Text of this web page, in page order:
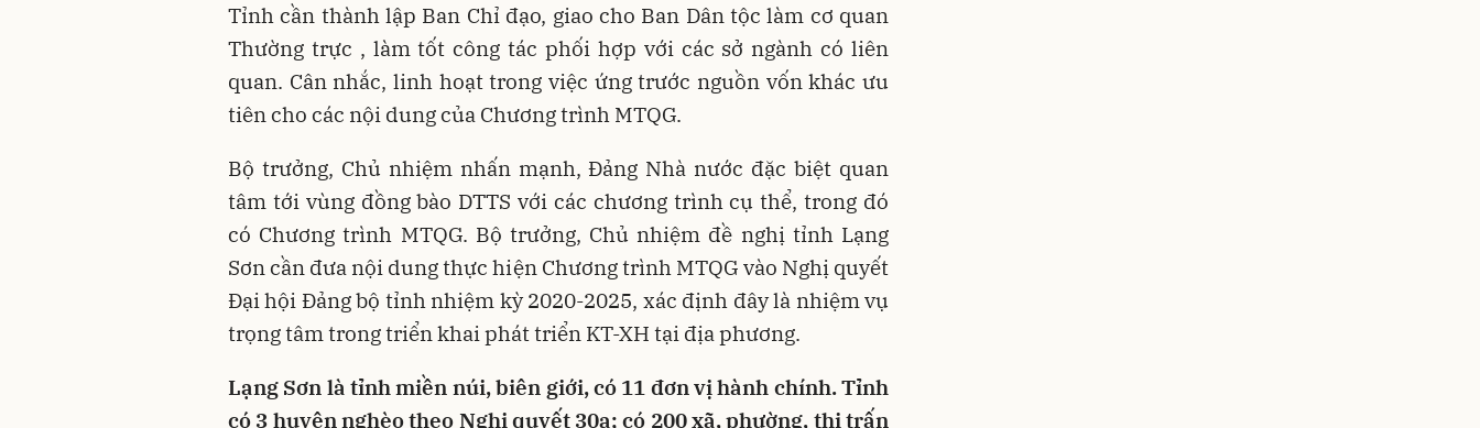
Tỉnh cần thành lập Ban Chỉ đạo, giao cho Ban Dân tộc làm cơ quan
Thường trực , làm tốt công tác phối hợp với các sở ngành có liên
quan. Cân nhắc, linh hoạt trong việc ứng trước nguồn vốn khác ưu
tiên cho các nội dung của Chương trình MTQG.
Bộ trưởng, Chủ nhiệm nhấn mạnh, Đảng Nhà nước đặc biệt quan
tâm tới vùng đồng bào DTTS với các chương trình cụ thể, trong đó
có Chương trình MTQG. Bộ trưởng, Chủ nhiệm đề nghị tỉnh Lạng
Sơn cần đưa nội dung thực hiện Chương trình MTQG vào Nghị quyết
Đại hội Đảng bộ tỉnh nhiệm kỳ 2020-2025, xác định đây là nhiệm vụ
trọng tâm trong triển khai phát triển KT-XH tại địa phương.
Lạng Sơn là tỉnh miền núi, biên giới, có 11 đơn vị hành chính. Tỉnh
có 3 huyện nghèo theo Nghị quyết 30a; có 200 xã, phường, thị trấn